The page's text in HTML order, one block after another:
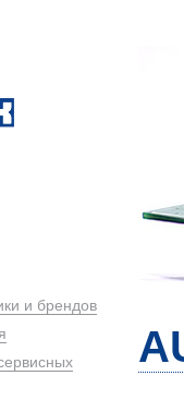
и брендов